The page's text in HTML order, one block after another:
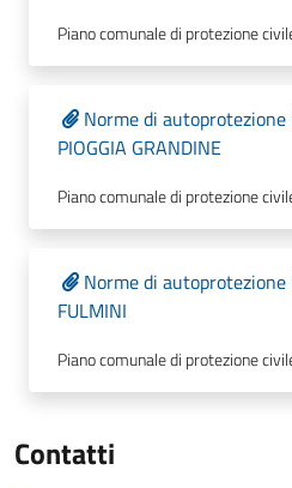
Piano comunale di protezione
Norme di autoprotezione
PIOGGIA GRANDINE
Piano comunale di protezione
Norme di autoprotezione
FULMINI
Piano comunale di protezione
Contatti